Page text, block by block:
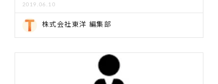
2019.06.10
株式会社東洋 編集部